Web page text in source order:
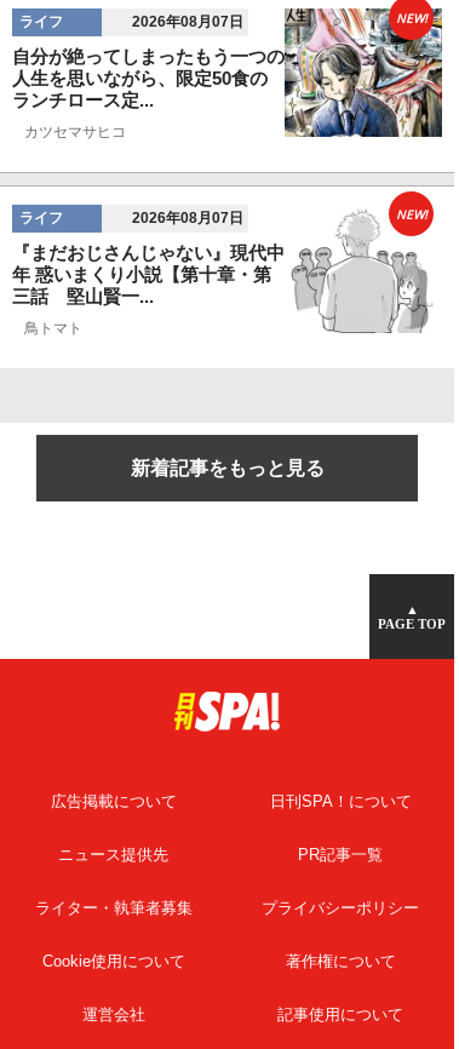
ライフ 2026年08月07日
自分が絶ってしまったもう一つの
人生を思いながら、限定50食の
ランチロース定...
カツセマサヒコ
NEW!
ライフ 2026年08月07日
『まだおじさんじゃない』現代中
年 惑いまくり小説【第十章・第
三話 堅山賢一...
鳥トマト
NEW!
新着記事をもっと見る
▲
PAGE TOP
広告掲載について 日刊SPA！について
ニュース提供先 PR記事一覧
ライター・執筆者募集 プライバシーポリシー
Cookie使用について 著作権について
運営会社 記事使用について